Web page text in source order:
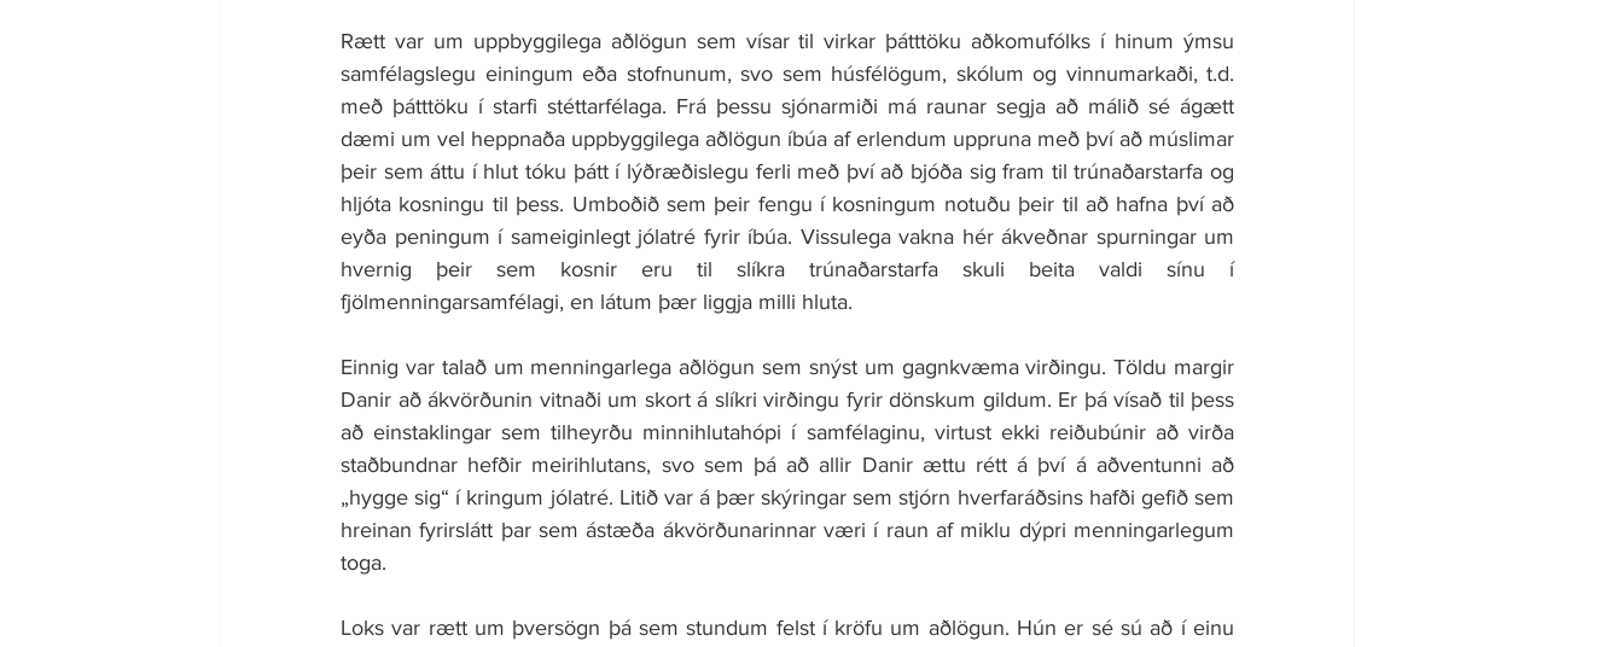
Rætt var um uppbyggilega aðlögun sem vísar til virkar þátttöku aðkomufólks í hinum ýmsu
samfélagslegu einingum eða stofnunum, svo sem húsfélögum, skólum og vinnumarkaði, t.d.
með þátttöku í starfi stéttarfélaga. Frá þessu sjónarmiði má raunar segja að málið sé ágætt
dæmi um vel heppnaða uppbyggilega aðlögun íbúa af erlendum uppruna með því að múslimar
þeir sem áttu í hlut tóku þátt í lýðræðislegu ferli með því að bjóða sig fram til trúnaðarstarfa og
hljóta kosningu til þess. Umboðið sem þeir fengu í kosningum notuðu þeir til að hafna því að
eyða peningum í sameiginlegt jólatré fyrir íbúa. Vissulega vakna hér ákveðnar spurningar um
hvernig þeir sem kosnir eru til slíkra trúnaðarstarfa skuli beita valdi sínu í
fjölmenningarsamfélagi, en látum þær liggja milli hluta.
Einnig var talað um menningarlega aðlögun sem snýst um gagnkvæma virðingu. Töldu margir
Danir að ákvörðunin vitnaði um skort á slíkri virðingu fyrir dönskum gildum. Er þá vísað til þess
að einstaklingar sem tilheyrðu minnihlutahópi í samfélaginu, virtust ekki reiðubúnir að virða
staðbundnar hefðir meirihlutans, svo sem þá að allir Danir ættu rétt á því á aðventunni að
„hygge sig“ í kringum jólatré. Litið var á þær skýringar sem stjórn hverfaráðsins hafði gefið sem
hreinan fyrirslátt þar sem ástæða ákvörðunarinnar væri í raun af miklu dýpri menningarlegum
toga.
Loks var rætt um þversögn þá sem stundum felst í kröfu um aðlögun. Hún er sé sú að í einu